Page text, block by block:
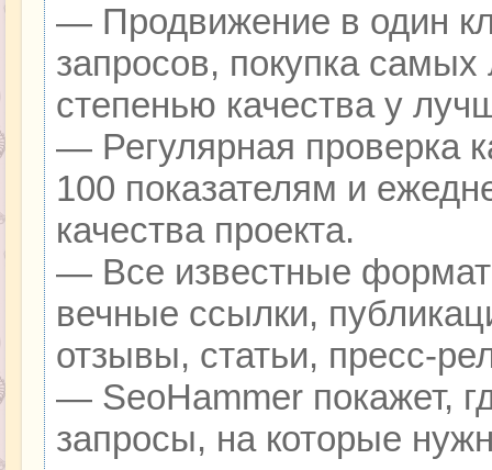
— Продвижение в один
запросов, покупка
степенью качества у
— Регулярная проверка
100 показателям и
качества проекта.
— Все известные
вечные ссылки,
отзывы, статьи, пресс-
— SeoHammer покажет,
запросы, на которые